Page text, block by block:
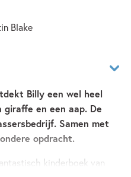
Blake
Billy een wel heel
en een aap. De
Samen met
opdracht.
kinderboek van